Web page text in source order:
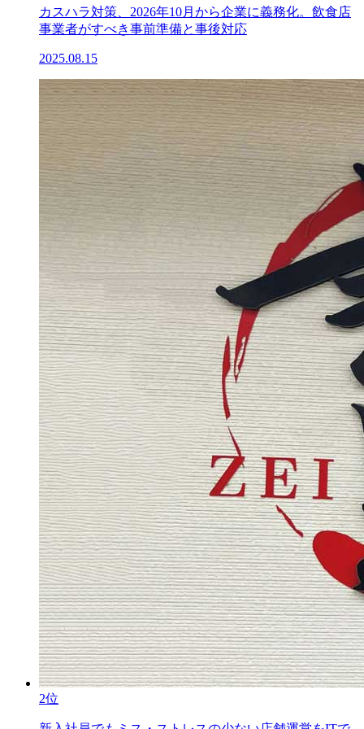
カスハラ対策、2026年10月から企業に義務化。飲食店
事業者がすべき事前準備と事後対応
2025.08.15
2位